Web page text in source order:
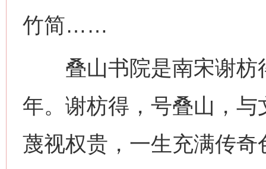
竹简……
叠山书院是南宋谢枋
年。谢枋得，号叠山，
蔑视权贵，一生充满传